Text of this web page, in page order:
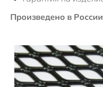
Произведено в